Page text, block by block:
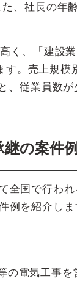
、社長の年
く、「建設
。売上規
、従業員数
の案件
全国で行わ
例を紹介しま
の電気工事